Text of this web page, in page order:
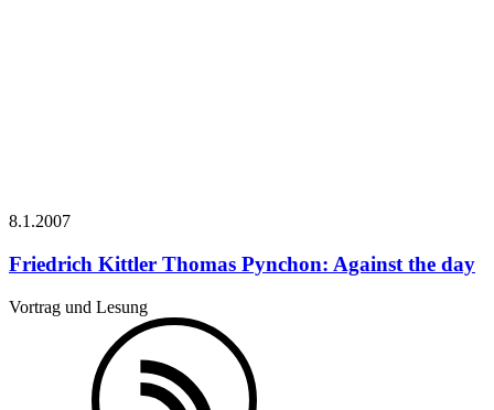
8.1.2007
Friedrich Kittler Thomas Pynchon: Against the day
Vortrag und Lesung